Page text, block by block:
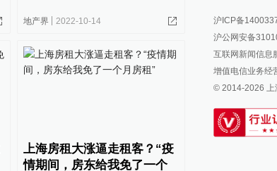
地产界 2022-10-14
上海房租大涨逼走租客？“疫
情期间，房东给我免了一个
澎
澎
报料邮箱:
沪ICP备
沪公网安备
互联网新闻信息
增值电信业务经
© 2014-2026 上